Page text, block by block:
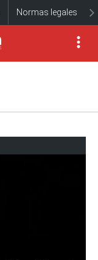
Normas legales